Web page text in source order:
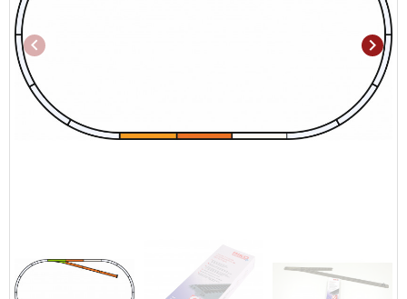
Poprzedni
keyboard_arrow_left keyboard_arrow_right